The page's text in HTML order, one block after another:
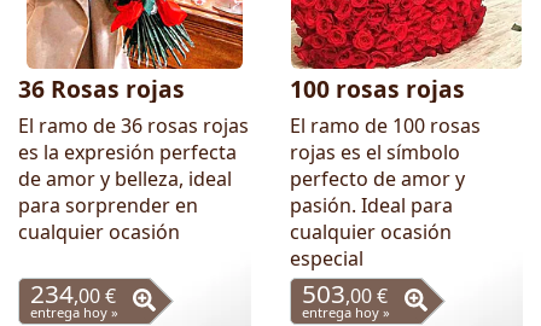
36 Rosas rojas
El ramo de 36 rosas rojas
es la expresión perfecta
de amor y belleza, ideal
para sorprender en
cualquier ocasión
234,00 €
entrega hoy »
100 rosas rojas
El ramo de 100 rosas
rojas es el símbolo
perfecto de amor y
pasión. Ideal para
cualquier ocasión
especial
503,00 €
entrega hoy »